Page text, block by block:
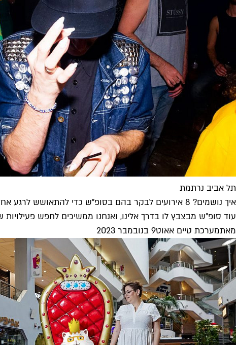
תל אביב נרתמת
איך נושמים? 8 אירועים לבקר בהם בסופ"ש כדי להתאושש לרגע אחד
עוד סופ״ש מבצבץ לו בדרך אלינו, ואנחנו ממשיכים לחפש פעילויות
מאתמערכת טיים אאוט9 בנובמבר 2023